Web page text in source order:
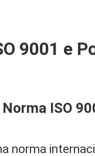
9001 e
ISO
norma